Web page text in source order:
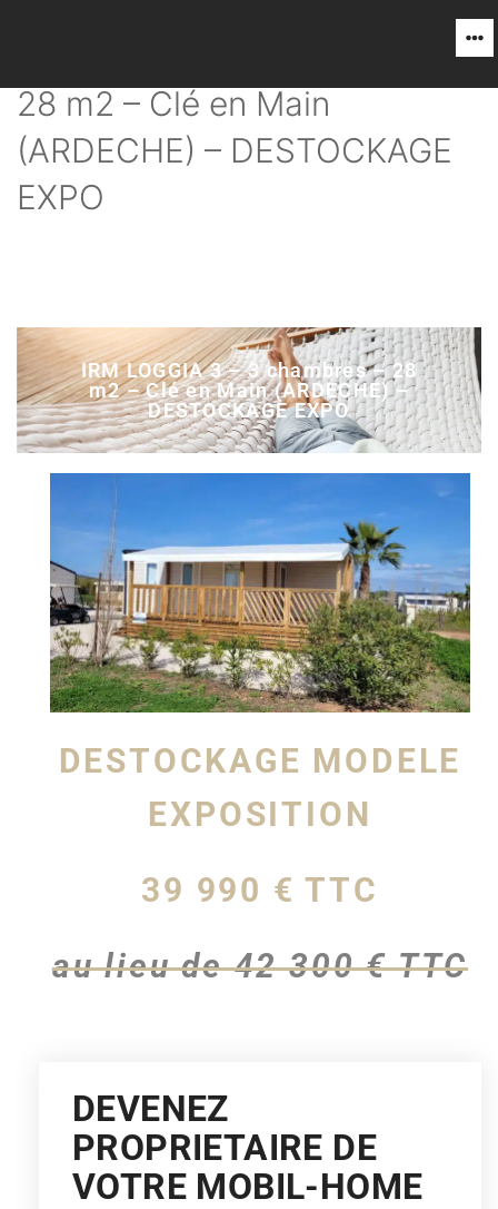
IRM LOGGIA 3 – 3 chambres –
28 m2 – Clé en Main
(ARDECHE) – DESTOCKAGE
EXPO
IRM LOGGIA 3 – 3 chambres – 28
m2 – Clé en Main (ARDECHE) –
DESTOCKAGE EXPO
DEVENEZ
PROPRIETAIRE DE
VOTRE MOBIL-HOME
DESTOCKAGE MODELE
EXPOSITION
39 990 € TTC
au lieu de 42 300 € TTC